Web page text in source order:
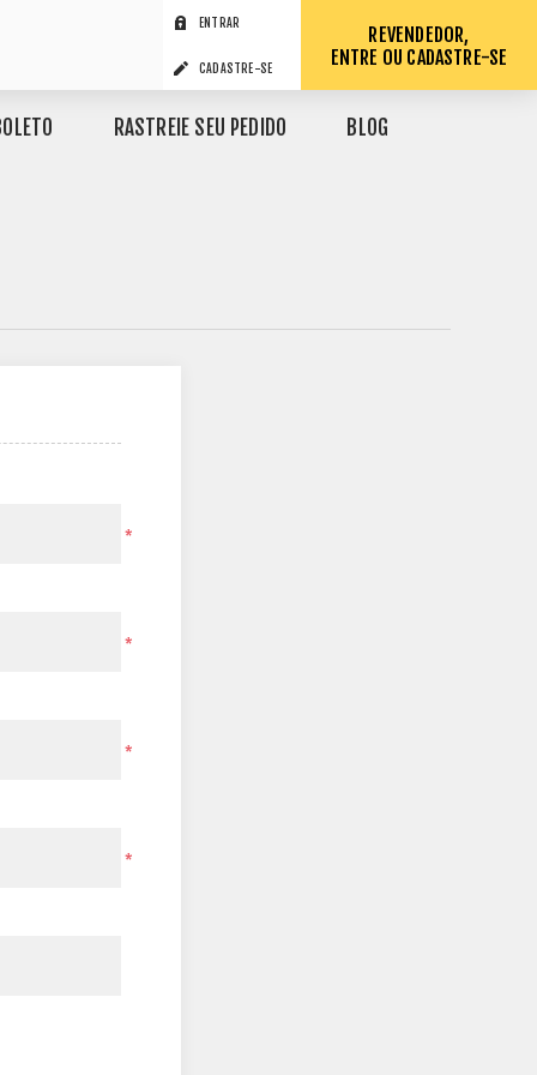
ENTRAR
CADASTRE-SE
REVENDEDOR,
ENTRE OU CADASTRE-SE
RASTREIE SEU PEDIDO BLOG
*
*
*
*